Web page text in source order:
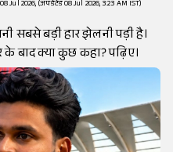
08 Jul 2026, (अपडेटेड 08 Jul 2026, 3:23 AM IST)
सबसे बड़ी हार झेलनी पड़ी है।
के बाद क्या कुछ कहा? पढ़िए।